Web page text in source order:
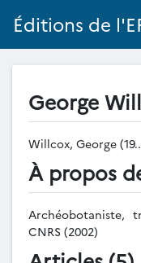
Éditions de
George
Willcox, George
À propos
Archéobotaniste,
CNRS (2002)